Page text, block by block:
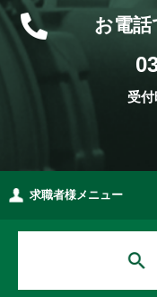
お電
受
求職者様メニュー